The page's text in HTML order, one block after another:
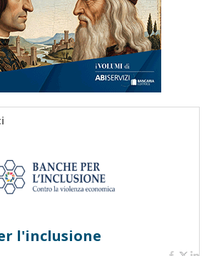
l'inclusione